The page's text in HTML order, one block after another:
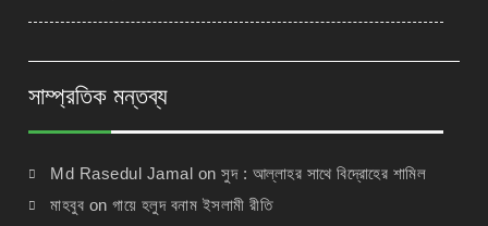
সাম্প্রতিক মন্তব্য
Md Rasedul Jamal onসুদ : আল্লাহর সাথে বিদ্রোহের শামিল
মাহবুব onগায়ে হলুদ বনাম ইসলামী রীতি